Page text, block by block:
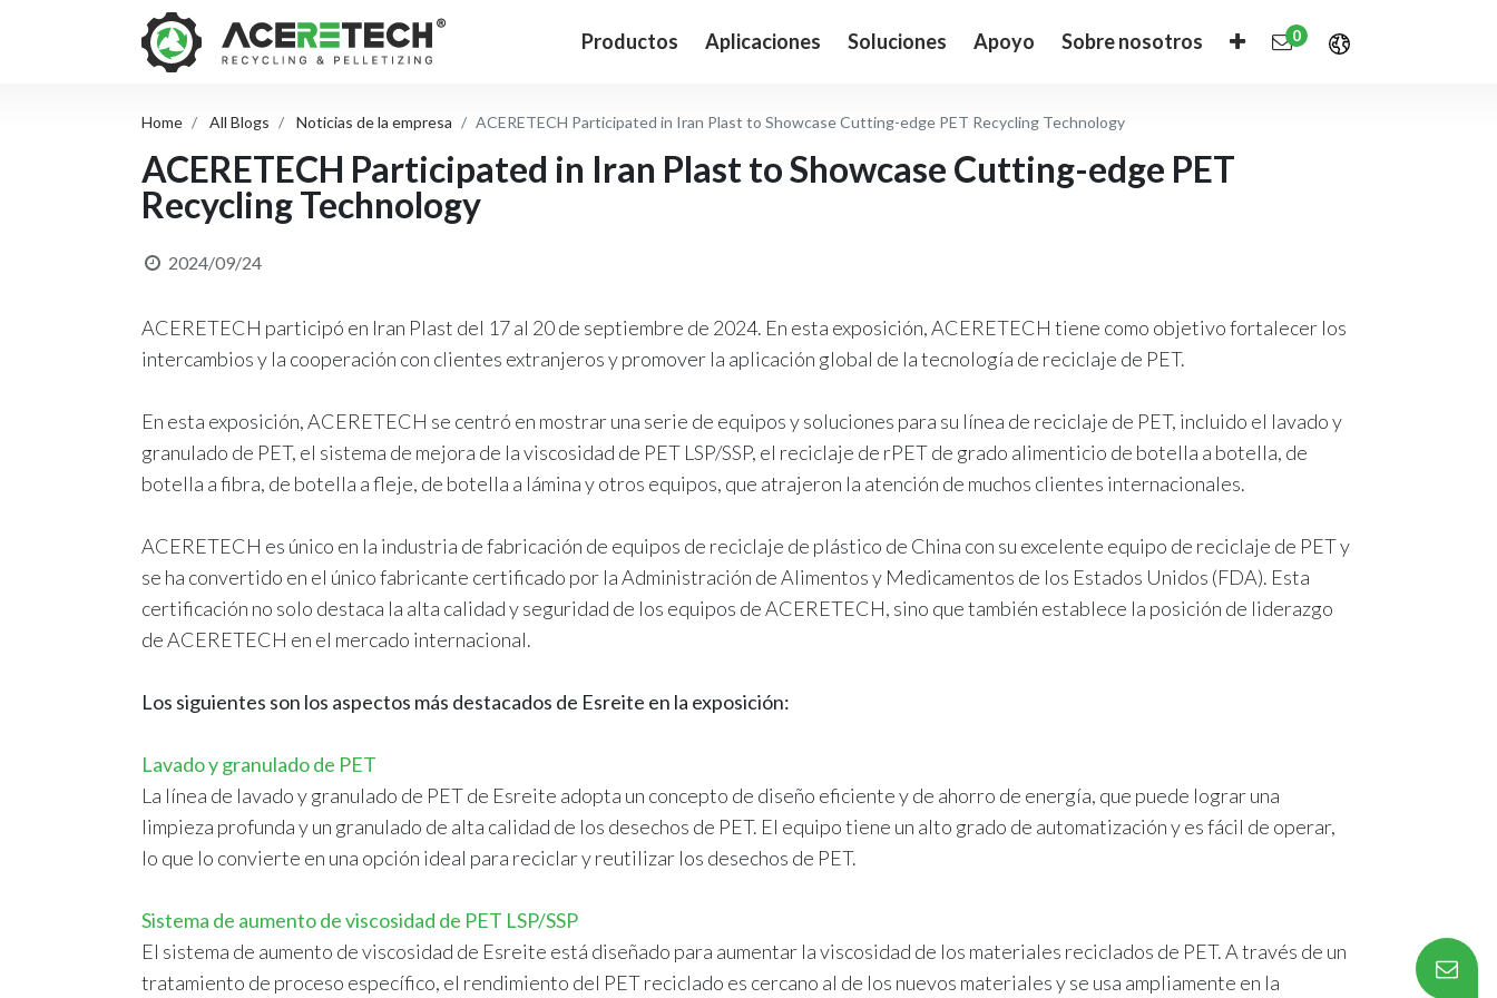
Productos Aplicaciones Soluciones Apoyo Sobre nosotros 0
Home All Blogs Noticias de la empresa ACERETECH Participated in Iran Plast to Showcase Cutting-edge PET Recycling Technology
ACERETECH Participated in Iran Plast to Showcase Cutting-edge PET
Recycling Technology
2024/09/24
ACERETECH participó en Iran Plast del 17 al 20 de septiembre de 2024. En esta exposición, ACERETECH tiene como objetivo fortalecer los
intercambios y la cooperación con clientes extranjeros y promover la aplicación global de la tecnología de reciclaje de PET.
En esta exposición, ACERETECH se centró en mostrar una serie de equipos y soluciones para su línea de reciclaje de PET, incluido el lavado y
granulado de PET, el sistema de mejora de la viscosidad de PET LSP/SSP, el reciclaje de rPET de grado alimenticio de botella a botella, de
botella a fibra, de botella a fleje, de botella a lámina y otros equipos, que atrajeron la atención de muchos clientes internacionales.
ACERETECH es único en la industria de fabricación de equipos de reciclaje de plástico de China con su excelente equipo de reciclaje de PET y
se ha convertido en el único fabricante certificado por la Administración de Alimentos y Medicamentos de los Estados Unidos (FDA). Esta
certificación no solo destaca la alta calidad y seguridad de los equipos de ACERETECH, sino que también establece la posición de liderazgo
de ACERETECH en el mercado internacional.
Los siguientes son los aspectos más destacados de Esreite en la exposición:
Lavado y granulado de PET
La línea de lavado y granulado de PET de Esreite adopta un concepto de diseño eficiente y de ahorro de energía, que puede lograr una
limpieza profunda y un granulado de alta calidad de los desechos de PET. El equipo tiene un alto grado de automatización y es fácil de operar,
lo que lo convierte en una opción ideal para reciclar y reutilizar los desechos de PET.
Sistema de aumento de viscosidad de PET LSP/SSP
El sistema de aumento de viscosidad de Esreite está diseñado para aumentar la viscosidad de los materiales reciclados de PET. A través de un
tratamiento de proceso específico, el rendimiento del PET reciclado es cercano al de los nuevos materiales y se usa ampliamente en la